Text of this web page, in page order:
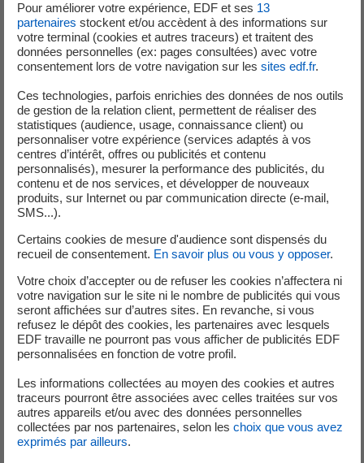
indexées sur des critères environnementaux, sociaux et
de gouvernance s’élève à près de 4,5 milliards d’euros. Elle
confirme que les instruments de la finance durable sont
au coeur de la stratégie de financement d’EDF».
Hedi Ben Salem, Directeur des Prêts d’Entreprises pour
l’Europe et l’Asie, a déclaré : «BBVA se réjouit de cette
transaction, qui renforce non seulement nos relations
avec EDF, mais également notre position en tant que
banque de premier plan pour la structuration de solutions
de financement durable sur le marché des prêts européen
Analystes et Investisseurs
+33 (0) 1 40 42 40 38
Pour améliorer votre expérience, EDF et ses 13
partenaires stockent et/ou accèdent à des informations sur
votre terminal (cookies et autres traceurs) et traitent des
données personnelles (ex: pages consultées) avec votre
consentement lors de votre navigation sur les sites edf.fr.
Ces technologies, parfois enrichies des données de nos outils
de gestion de la relation client, permettent de réaliser des
statistiques (audience, usage, connaissance client) ou
personnaliser votre expérience (services adaptés à vos
centres d’intérêt, offres ou publicités et contenu
personnalisés), mesurer la performance des publicités, du
contenu et de nos services, et développer de nouveaux
produits, sur Internet ou par communication directe (e-mail,
SMS...).
Certains cookies de mesure d'audience sont dispensés du
recueil de consentement. En savoir plus ou vous y opposer.
Votre choix d’accepter ou de refuser les cookies n’affectera ni
votre navigation sur le site ni le nombre de publicités qui vous
seront affichées sur d’autres sites. En revanche, si vous
refusez le dépôt des cookies, les partenaires avec lesquels
EDF travaille ne pourront pas vous afficher de publicités EDF
personnalisées en fonction de votre profil.
Les informations collectées au moyen des cookies et autres
traceurs pourront être associées avec celles traitées sur vos
autres appareils et/ou avec des données personnelles
collectées par nos partenaires, selon les choix que vous avez
exprimés par ailleurs.